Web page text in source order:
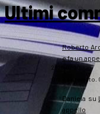
Ultimi
Roberto
e fa un
2026-07-20
Ora è sistemato.
Daniela su
appello